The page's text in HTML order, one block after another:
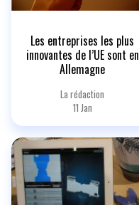
Les entreprises les plus
innovantes de l’UE sont en
Allemagne
La rédaction
11 Jan